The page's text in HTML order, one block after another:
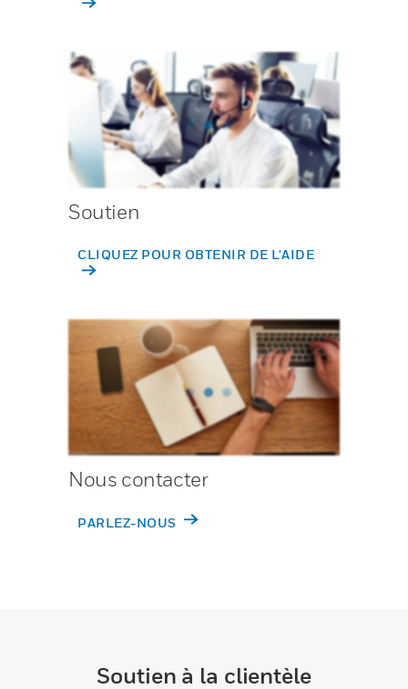
Soutien
CLIQUEZ POUR OBTENIR DE L'AIDE
Nous contacter
PARLEZ-NOUS
Soutien à la clientèle